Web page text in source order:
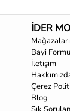
İDER
Bayi Formu
İletişim
Çerez
Blog